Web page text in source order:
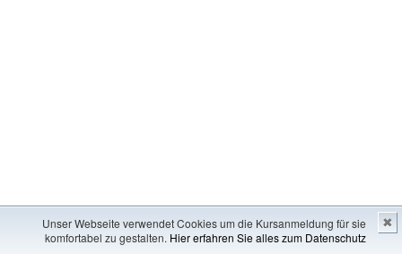
Unser Webseite verwendet Cookies um die Kursanmeldung für sie
komfortabel zu gestalten. Hier erfahren Sie alles zum Datenschutz
✖